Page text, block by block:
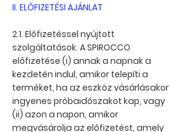
II. ELŐFIZETÉSI AJÁNLAT
2.1. Előfizetéssel nyújtott
szolgáltatások. A SPIROCCO
előfizetése (i) annak a napnak a
kezdetén indul, amikor telepíti a
terméket, ha az eszköz vásárlásakor
ingyenes próbaidőszakot kap, vagy
(ii) azon a napon, amikor
megvásárolja az előfizetést, amely